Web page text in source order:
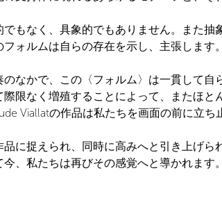
でもなく、具象的でもありません。また
フォルムは自らの存在を示し、主張しま
のなかで、この〈フォルム〉は一貫して
際限なく増殖することによって、またほ
Viallatの作品は私たちを画面の前に立ち
品に捉えられ、同時に高みへと引き上げ
、私たちは再びその感覚へと導かれます